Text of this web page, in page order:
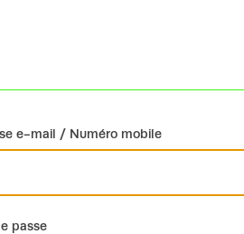
e-mail / Numéro mobile
passe